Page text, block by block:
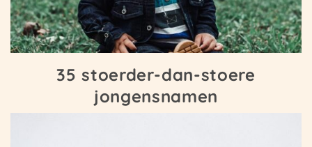
35 stoerder-dan-stoere
jongensnamen